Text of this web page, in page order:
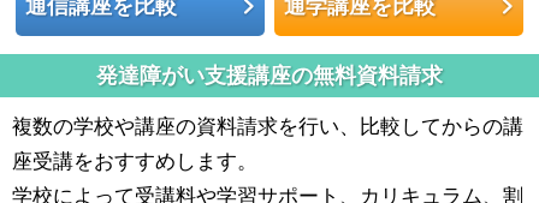
通信講座を比較 通学講座を比較
発達障がい支援講座の無料資料請求
複数の学校や講座の資料請求を行い、比較してからの講
座受講をおすすめします。
学校によって受講料や学習サポート、カリキュラム、割